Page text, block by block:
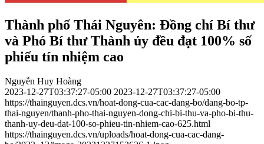
Thành phố Thái Nguyên: Đồng chí Bí thư
và Phó Bí thư Thành ủy đều đạt 100% số
phiếu tín nhiệm cao
Nguyễn Huy Hoàng
2023-12-27T03:37:27-05:00 2023-12-27T03:37:27-05:00
https://thainguyen.dcs.vn/hoat-dong-cua-cac-dang-bo/dang-bo-tp-
thai-nguyen/thanh-pho-thai-nguyen-dong-chi-bi-thu-va-pho-bi-thu-
thanh-uy-deu-dat-100-so-phieu-tin-nhiem-cao-625.html
https://thainguyen.dcs.vn/uploads/hoat-dong-cua-cac-dang-